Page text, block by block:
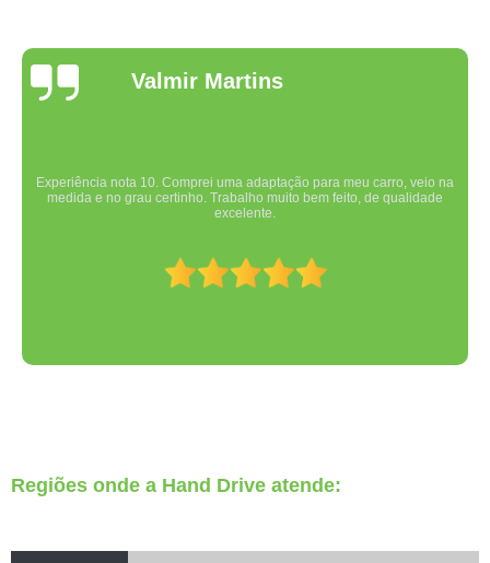
Valmir Martins
Experiência nota 10. Comprei uma adaptação para meu carro, veio na
medida e no grau certinho. Trabalho muito bem feito, de qualidade
excelente.
Regiões onde a Hand Drive atende: